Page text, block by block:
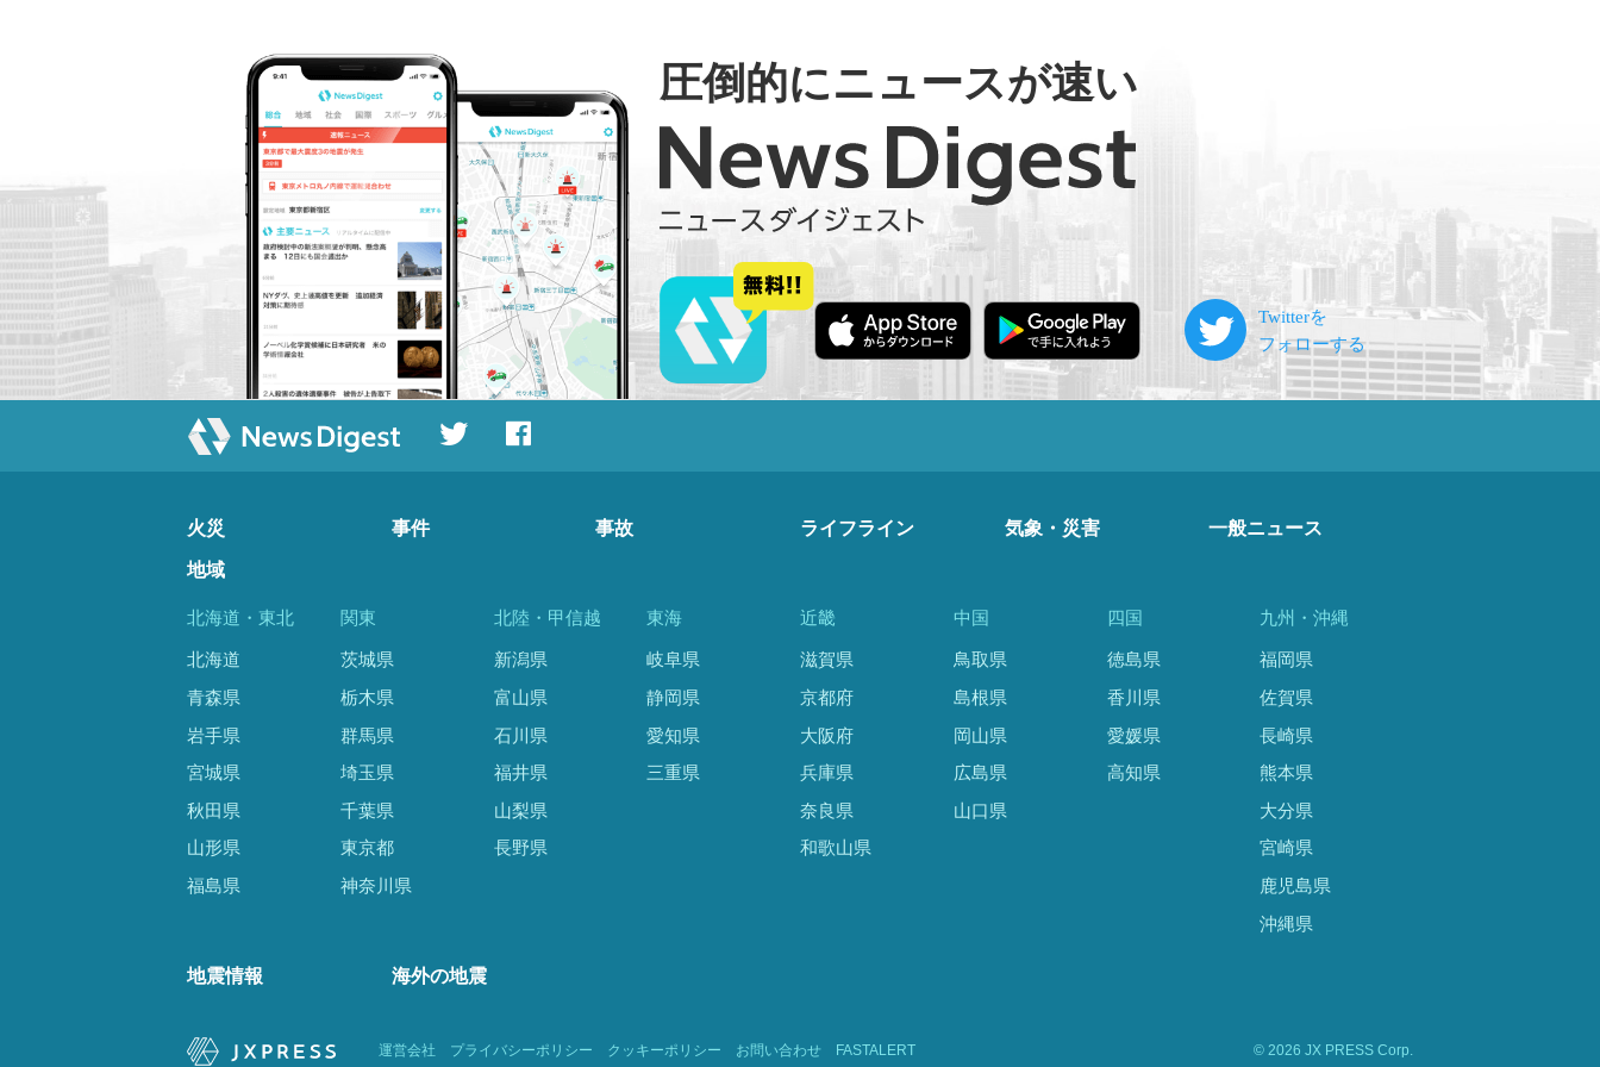
圧倒的にニュースが速い
火災 事件 事故 ライフライン 気象・災害 一般ニュース
地域
北海道・東北
北海道
青森県
岩手県
宮城県
秋田県
山形県
福島県
関東
茨城県
栃木県
群馬県
埼玉県
千葉県
東京都
神奈川県
北陸・甲信越
新潟県
富山県
石川県
福井県
山梨県
長野県
東海
岐阜県
静岡県
愛知県
三重県
近畿
滋賀県
京都府
大阪府
兵庫県
奈良県
和歌山県
中国
鳥取県
島根県
岡山県
広島県
山口県
四国
徳島県
香川県
愛媛県
高知県
九州・沖縄
福岡県
佐賀県
長崎県
熊本県
大分県
宮崎県
鹿児島県
沖縄県
地震情報 海外の地震
運営会社 プライバシーポリシー クッキーポリシー お問い合わせ FASTALERT © 2026 JX PRESS Corp.